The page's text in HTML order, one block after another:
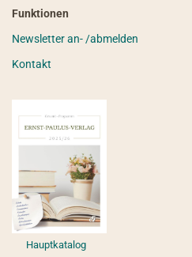
Funktionen
Newsletter an- /abmelden
Kontakt
Hauptkatalog